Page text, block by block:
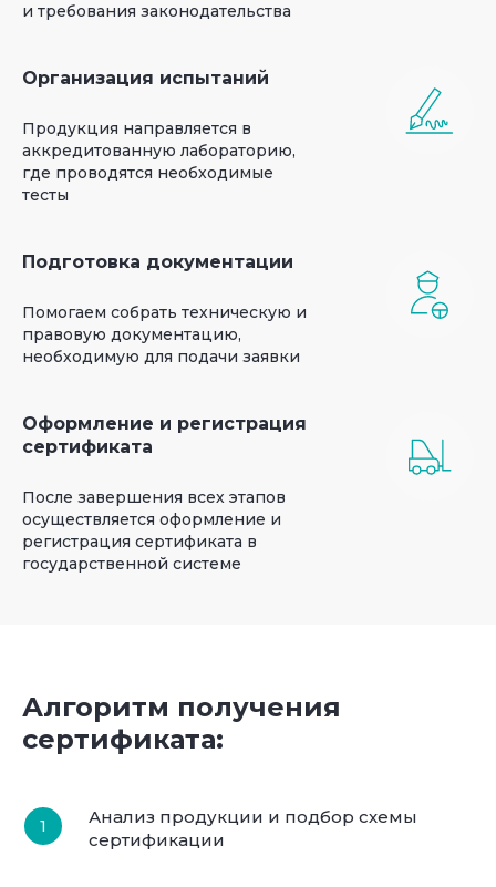
и требования законодательства
Организация испытаний
Продукция направляется в
аккредитованную лабораторию,
где проводятся необходимые
тесты
Подготовка документации
Помогаем собрать техническую и
правовую документацию,
необходимую для подачи заявки
Оформление и регистрация
сертификата
После завершения всех этапов
осуществляется оформление и
регистрация сертификата в
государственной системе
Алгоритм получения
сертификата:
Анализ продукции и подбор схемы
сертификации